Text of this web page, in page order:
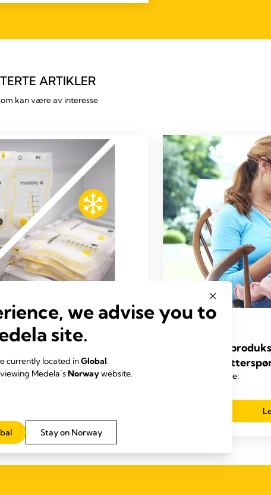
ARTIKLER
kan være av interesse
tilbud og
Tid for å lese:
we advise you to
site.
currently located inGlobal.
Medela’sNorwaywebsite.
Stay on Norway